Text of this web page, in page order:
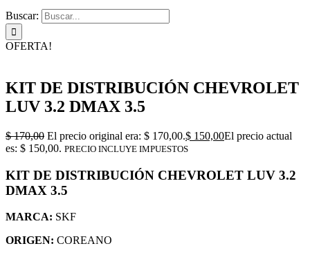
Buscar:
OFERTA!
KIT DE DISTRIBUCIÓN CHEVROLET
LUV 3.2 DMAX 3.5
$170,00 El precio original era: $ 170,00.$ 150,00El precio actual
es: $ 150,00. PRECIO INCLUYE IMPUESTOS
KIT DE DISTRIBUCIÓN CHEVROLET LUV 3.2
DMAX 3.5
MARCA: SKF
ORIGEN: COREANO